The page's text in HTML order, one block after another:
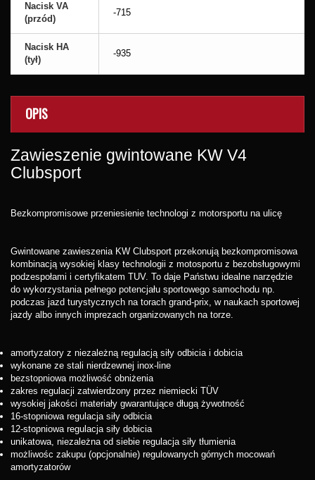
Nacisk VA
(przód)
-715
Nacisk HA
(tył)
-935
OPIS
Zawieszenie gwintowane KW V4
Clubsport
Bezkompromisowe przeniesienie technologi z motorsportu na ulicę
Gwintowane zawieszenia KW Clubsport przekonują bezkompromisowa
kombinacją wysokiej klasy technologii z motosportu z bezobsługowymi
podzespołami i certyfikatem TUV. To daje Państwu idealne narzędzie
do wykorzystania pełnego potencjału sportowego samochodu np.
podczas jazd turystycznych na torach grand-prix, w naukach sportowej
jazdy albo innych imprezach organizowanych na torze.
amortyzatory z niezależną regulacją siły odbicia i dobicia
wykonane ze stali nierdzewnej inox-line
bezstopniowa możliwość obniżenia
zakres regulacji zatwierdzony przez niemiecki TÜV
wysokiej jakości materiały gwarantujące długą żywotność
16-stopniowa regulacja siły odbicia
12-stopniowa regulacja siły dobicia
unikatowa, niezależna od siebie regulacja siły tłumienia
możliwośc zakupu (opcjonalnie) regulowanych górnych mocowań
amortyzatorów